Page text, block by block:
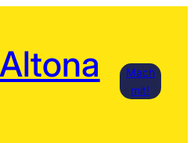
Mach
mit!